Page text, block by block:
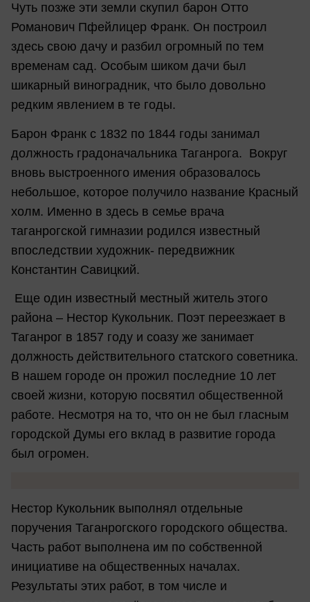
Чуть позже эти земли скупил барон Отто
Романович Пфейлицер Франк. Он построил
здесь свою дачу и разбил огромный по тем
временам сад. Особым шиком дачи был
шикарный виноградник, что было довольно
редким явлением в те годы.
Барон Франк с 1832 по 1844 годы занимал
должность градоначальника Таганрога. Вокруг
вновь выстроенного имения образовалось
небольшое, которое получило название Красный
холм. Именно в здесь в семье врача
таганрогской гимназии родился известный
впоследствии художник- передвижник
Константин Савицкий.
Еще один известный местный житель этого
района – Нестор Кукольник. Поэт переезжает в
Таганрог в 1857 году и соазу же занимает
должность действительного статского советника.
В нашем городе он прожил последние 10 лет
своей жизни, которую посвятил общественной
работе. Несмотря на то, что он не был гласным
городской Думы его вклад в развитие города
был огромен.
Нестор Кукольник выполнял отдельные
поручения Таганрогского городского общества.
Часть работ выполнена им по собственной
инициативе на общественных началах.
Результаты этих работ, в том числе и